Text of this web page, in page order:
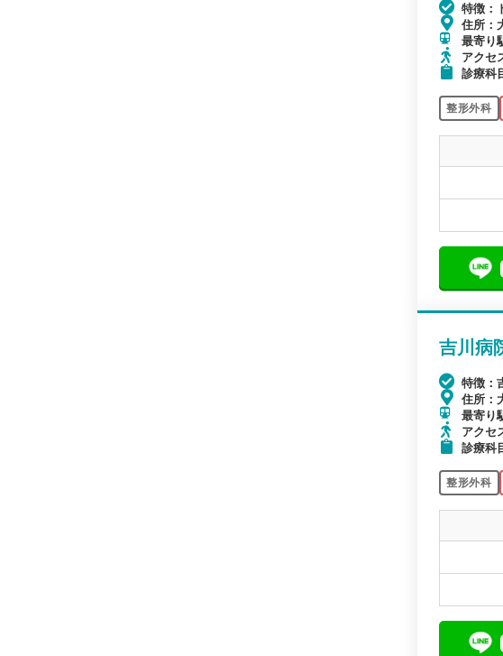
特徴：
住所：
最寄り
アクセ
診療科
整形外科
吉川病
特徴：
住所：
最寄り
アクセ
診療科
整形外科